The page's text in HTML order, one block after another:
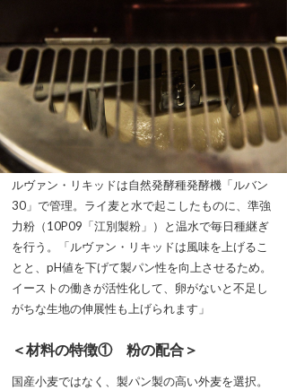
ルヴァン・リキッドは自然発酵種発酵機「ルバン
30」で管理。ライ麦と水で起こしたものに、準強
力粉（10P09「江別製粉」）と温水で毎日種継ぎ
を行う。「ルヴァン・リキッドは風味を上げるこ
とと、pH値を下げて製パン性を向上させるため。
イーストの働きが活性化して、卵がないと不足し
がちな生地の伸展性も上げられます」
＜材料の特徴① 粉の配合＞
国産小麦ではなく、製パン製の高い外麦を選択。